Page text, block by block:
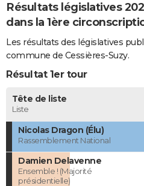
Bricolage
Lifestyle
Culture
Sport
Auto
Television
Voyage
Cinema
Résultats législatives
dans la 1ère
Les résultats des législatives
commune de Cessières-Suzy.
Résultat 1er tour
Tête de liste
Liste
Nicolas Dragon (Élu)
Rassemblement National
Damien Delavenne
Ensemble ! (Majorité
présidentielle)